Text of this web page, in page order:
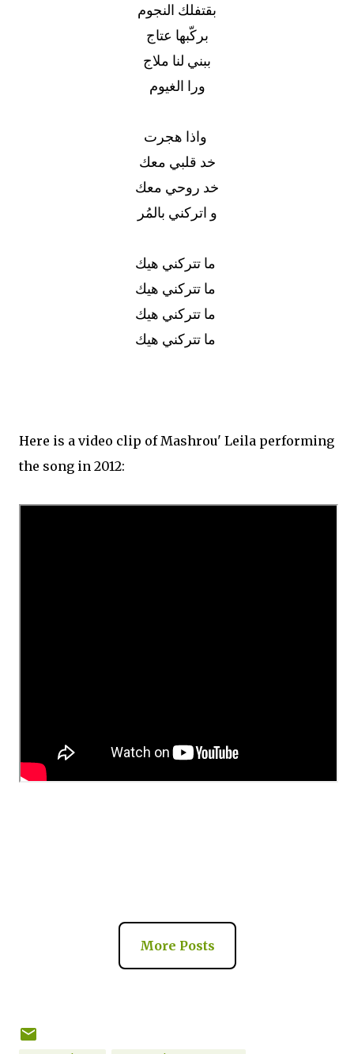
بقتفلك النجوم
بركّبها عتاج
ببني لنا ملاج
ورا الغيوم
خد قلبي معك
خد روحي معك
و اتركني بالمُر
Here is a video clip of Mashrou' Leila performing
the song in 2012:
More Posts